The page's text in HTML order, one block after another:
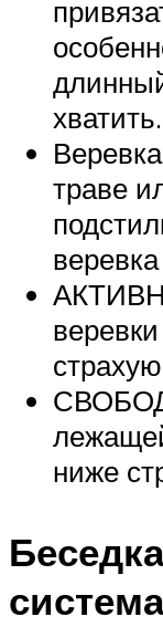
хватить.
траве
ниже